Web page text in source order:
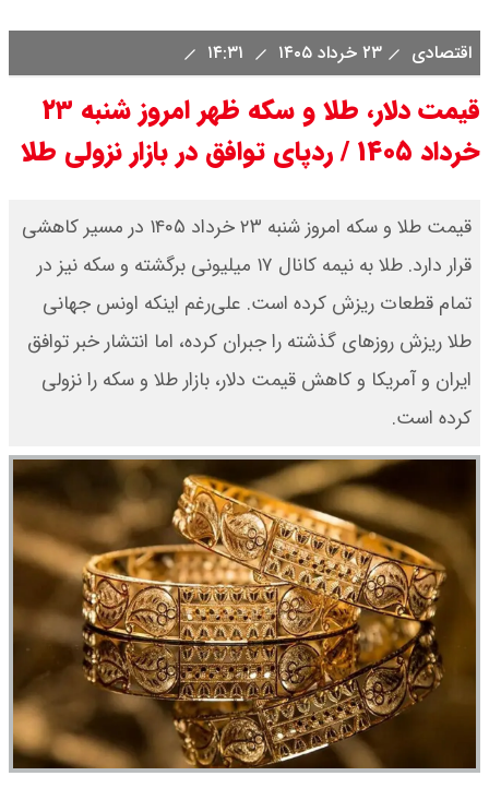
نفت صعودی شد + جدول
قیمت طلای جهان امروز شنبه ۱۷ مرداد
۱۴۰۵ / طلا صعودی شد + جدول
قیمت دلار توافقی امروز شنبه ۱۷ مرداد
اقتصادی ۲۳ خرداد ۱۴۰۵
قیمت دلار، طلا و سکه ظهر امروز شنبه ۲۳
خرداد ۱۴۰۵ / ردپای توافق در بازار نزولی طلا
قیمت طلا و سکه امروز شنبه ۲۳ خرداد ۱۴۰۵ در مسیر کاهشی
قرار دارد. طلا به نیمه کانال ۱۷ میلیونی برگشته و سکه نیز در
تمام قطعات ریزش کرده است. علی‌رغم اینکه اونس جهانی
طلا ریزش روزهای گذشته را جبران کرده، اما انتشار خبر توافق
ایران و آمریکا و کاهش قیمت دلار، بازار طلا و سکه را نزولی
کرده است.